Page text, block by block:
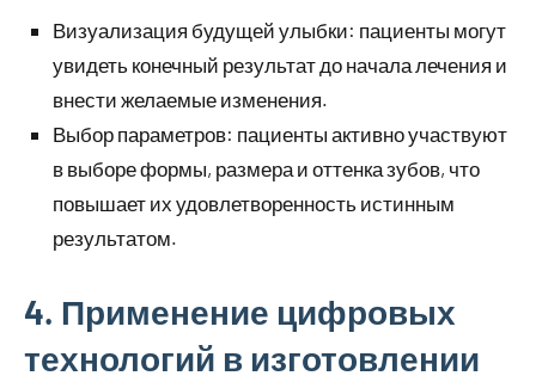
Визуализация будущей улыбки: пациенты могут
увидеть конечный результат до начала лечения и
внести желаемые изменения.
Выбор параметров: пациенты активно участвуют
в выборе формы, размера и оттенка зубов, что
повышает их удовлетворенность истинным
результатом.
4. Применение цифровых
технологий в изготовлении